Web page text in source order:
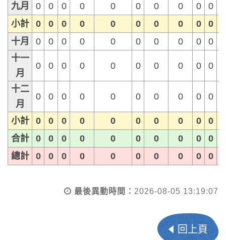
九月
0 0 0 0 0 0 0 0 0
0
小計
0 0 0 0 0 0 0 0 0
0
十月
0 0 0 0 0 0 0 0 0
0
十一
月
0 0 0 0 0 0 0 0 0 0
十二
月
0 0 0 0 0 0 0 0 0 0
小計 0 0 0 0 0 0 0 0 0
0
合計
0 0 0 0 0 0 0 0 0
0
總計
0 0 0 0 0 0 0 0 0 0
最後異動時間： 2026-08-05 13:19:07
回上頁